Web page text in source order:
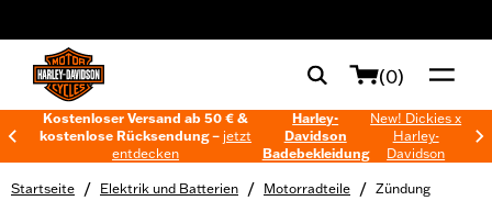
(0)
Kostenloser Versand ab 50 € &
kostenlose Rücksendung – jetzt
entdecken
Harley-
Davidson
Badebekleidung
New! Dickies x
Harley-
Davidson
Startseite / Elektrik und Batterien / Motorradteile / Zündung